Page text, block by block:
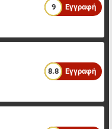
9 Εγγραφή
8.8 Εγγραφή